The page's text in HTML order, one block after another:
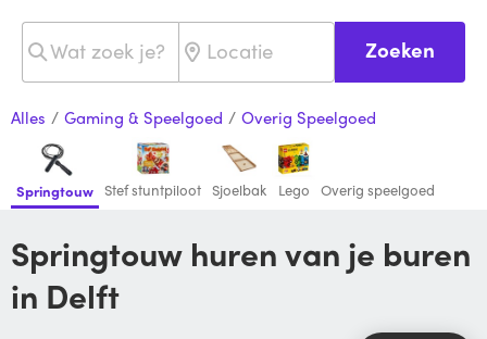
Zoeken
Alles / Gaming & Speelgoed / Overig Speelgoed
Springtouw Stef stuntpiloot Sjoelbak Lego Overig speelgoed
Springtouw huren van je buren
in Delft